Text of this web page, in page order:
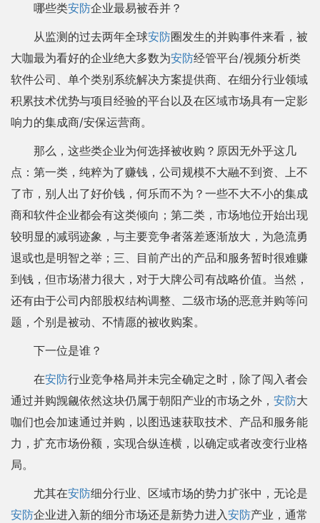
哪些类安防企业最易被吞并？
从监测的过去两年全球安防圈发生的并购事件来看，被
大咖最为看好的企业绝大多数为安防经管平台/视频分析类
软件公司、单个类别系统解决方案提供商、在细分行业领域
积累技术优势与项目经验的平台以及在区域市场具有一定影
响力的集成商/安保运营商。
那么，这些类企业为何选择被收购？原因无外乎这几
点：第一类，纯粹为了赚钱，公司规模不大融不到资、上不
了市，别人出了好价钱，何乐而不为？一些不大不小的集成
商和软件企业都会有这类倾向；第二类，市场地位开始出现
较明显的减弱迹象，与主要竞争者落差逐渐放大，为急流勇
退或也是明智之举；三、目前产出的产品和服务暂时很难赚
到钱，但市场潜力很大，对于大牌公司有战略价值。当然，
还有由于公司内部股权结构调整、二级市场的恶意并购等问
题，个别是被动、不情愿的被收购案。
下一位是谁？
在安防行业竞争格局并未完全确定之时，除了闯入者会
通过并购觊觎依然这块仍属于朝阳产业的市场之外， 安防大
咖们也会加速通过并购，以图迅速获取技术、产品和服务能
力，扩充市场份额，实现合纵连横，以确定或者改变行业格
局。
尤其在安防细分行业、区域市场的势力扩张中，无论是
安防企业进入新的细分市场还是新势力进入安防产业，通常